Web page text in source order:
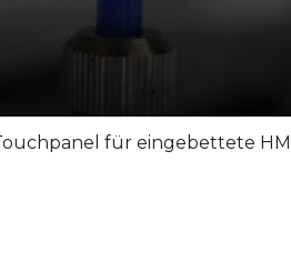
für eingebettete